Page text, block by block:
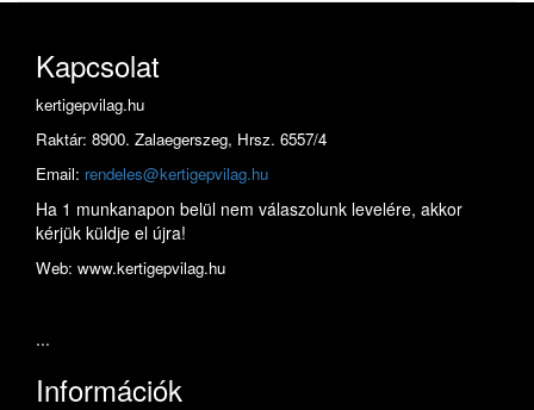
Kapcsolat
kertigepvilag.hu
Raktár: 8900. Zalaegerszeg, Hrsz. 6557/4
Email: rendeles@kertigepvilag.hu
Ha 1 munkanapon belül nem válaszolunk levelére, akkor
kérjük küldje el újra!
Web: www.kertigepvilag.hu
...
Információk